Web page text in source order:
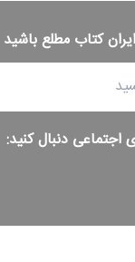
کتاب مطلع باشید
اجتماعی دنبال کنید: